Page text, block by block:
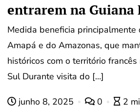
entrarem na Guiana
Medida beneficia principalmente
Amapá e do Amazonas, que
históricos com o território
Sul Durante visita do […]
junho 8, 2025 0 2